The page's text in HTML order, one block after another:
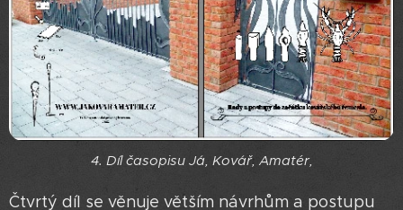
4. Díl časopisu Já, Kovář, Amatér,
Čtvrtý díl se věnuje větším návrhům a postupu